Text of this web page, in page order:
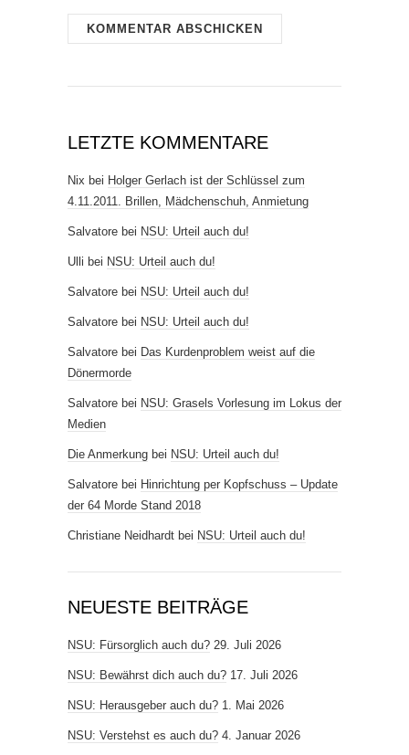
LETZTE KOMMENTARE
Nix bei Holger Gerlach ist der Schlüssel zum
4.11.2011. Brillen, Mädchenschuh, Anmietung
Salvatore bei NSU: Urteil auch du!
Ulli bei NSU: Urteil auch du!
Salvatore bei NSU: Urteil auch du!
Salvatore bei NSU: Urteil auch du!
Salvatore bei Das Kurdenproblem weist auf die
Dönermorde
Salvatore bei NSU: Grasels Vorlesung im Lokus der
Medien
Die Anmerkung bei NSU: Urteil auch du!
Salvatore bei Hinrichtung per Kopfschuss – Update
der 64 Morde Stand 2018
Christiane Neidhardt bei NSU: Urteil auch du!
NEUESTE BEITRÄGE
NSU: Fürsorglich auch du? 29. Juli 2026
NSU: Bewährst dich auch du? 17. Juli 2026
NSU: Herausgeber auch du? 1. Mai 2026
NSU: Verstehst es auch du? 4. Januar 2026